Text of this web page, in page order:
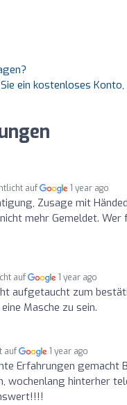
ein kostenloses
auf 1 year ago
Zusage mit
mehr Gemeldet. Wer
auf 1 year ago
aufgetaucht zum
Masche zu sein.
auf 1 year ago
Erfahrungen gemacht
wochenlang hinterher